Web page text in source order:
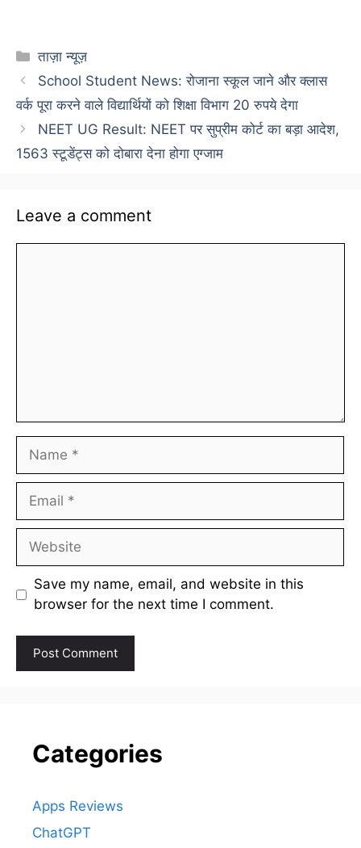
Categories
ताज़ा न्यूज़
School Student News: रोजाना स्कूल जाने और क्लास
वर्क पूरा करने वाले विद्यार्थियों को शिक्षा विभाग 20 रुपये देगा
NEET UG Result: NEET पर सुप्रीम कोर्ट का बड़ा आदेश,
1563 स्टूडेंट्स को दोबारा देना होगा एग्जाम
Leave a comment
Name
Email
Website
Save my name, email, and website in this
browser for the next time I comment.
Categories
Apps Reviews
ChatGPT